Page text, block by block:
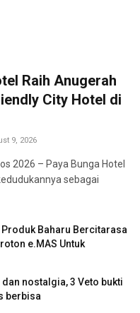
Raih Anugerah
City Hotel di
9, 2026
2026 – Paya Bunga Hotel
sebagai
Produk Baharu Bercitarasa
e.MAS Untuk
nostalgia, 3 Veto bukti
berbisa